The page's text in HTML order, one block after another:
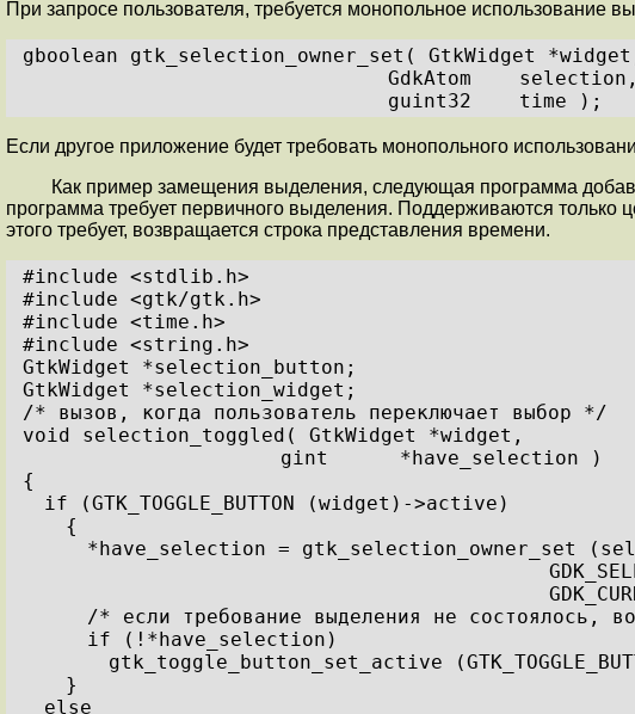
При запросе пользователя, требуется монопольное использование
gboolean gtk_selection_owner_set( GtkWidget
GdkAtom    selection,
guint32    time );
Если другое приложение будет требовать монопольного
Как пример замещения выделения, следующая программа
программа требует первичного выделения. Поддерживаются
этого требует, возвращается строка представления времени.
#include <stdlib.h>
#include <gtk/gtk.h>
#include <time.h>
#include <string.h>
GtkWidget *selection_button;
GtkWidget *selection_widget;
/* вызов, когда пользователь переключает выбор */
void selection_toggled( GtkWidget *widget,
gint      *have_selection )
{
if (GTK_TOGGLE_BUTTON (widget)->active)
{
*have_selection = gtk_selection_owner_set
/* если требование выделения не состоялось,
if (!*have_selection)
gtk_toggle_button_set_active
}
else